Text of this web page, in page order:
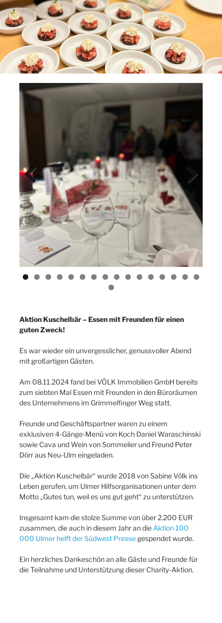
Previ
ous
Next
Aktion Kuschelbär – Essen mit Freunden für einen
guten Zweck!
Es war wieder ein unvergesslicher, genussvoller Abend
mit großartigen Gästen.
Am 08.11.2024 fand bei VÖLK Immobilien GmbH bereits
zum siebten Mal Essen mit Freunden in den Büroräumen
des Unternehmens im Grimmelfinger Weg statt.
Freunde und Geschäftspartner waren zu einem
exklusiven 4-Gänge-Menü von Koch Daniel Waraschinski
sowie Cava und Wein von Sommelier und Freund Peter
Dörr aus Neu-Ulm eingeladen.
Die „Aktion Kuschelbär“ wurde 2018 von Sabine Völk ins
Leben gerufen, um Ulmer Hilfsorganisationen unter dem
Motto „Gutes tun, weil es uns gut geht“ zu unterstützen.
Insgesamt kam die stolze Summe von über 2.200 EUR
zusammen, die auch in diesem Jahr an die Aktion 100
000 Ulmer helft der Südwest Presse gespendet wurde.
Ein herzliches Dankeschön an alle Gäste und Freunde für
die Teilnahme und Unterstützung dieser Charity-Aktion.